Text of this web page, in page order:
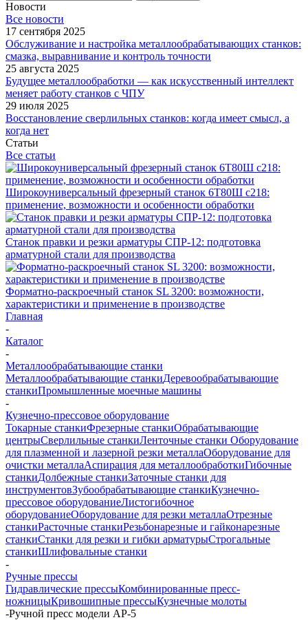
Новости
Все новости
17 сентября 2025
Обслуживание и настройка металлообрабатывающих станков:
смазка, выравнивание и контроль точности
25 августа 2025
Будущее металлообработки — как искусственный интеллект
меняет работу станков с ЧПУ
29 июля 2025
Восстановление сверлильных станков: когда имеет смысл, а
когда нет
Статьи
Все статьи
Широкоуниверсальный фрезерный станок 6Т80Ш с218:
применение, возможности и особенности обработки
Станок правки и резки арматуры СПР-12: подготовка
арматурной стали для производства
Форматно-раскроечный станок SL 3200: возможности,
характеристики и применение в производстве
Главная
-
Каталог
-
Металлообрабатывающие станки
Металлообрабатывающие станкиДеревообрабатывающие
станкиПромышленные моечные машины
-
Кузнечно-прессовое оборудование
Токарные станкиФрезерные станкиОбрабатывающие
центрыСверлильные станкиЛенточные станки Оборудование
для плазменной и лазерной резки металлаОборудование для
очистки металлаАспирация для металлообработкиГибочные
станкиДолбежные станкиЗаточные станки для
инструментовЗубообрабатывающие станкиКузнечно-
прессовое оборудованиеЛистогибочное
оборудованиеОборудование для резки металлаОтрезные
станкиРасточные станкиРезьбонарезные и гайконарезные
станкиСтанки для резки и гибки арматурыСтрогальные
станкиШлифовальные станки
-
Ручные прессы
Гидравлические прессыКомбинированные пресс-
ножницыКривошипные прессыКузнечные молоты
-Ручной пресс модели AP-5